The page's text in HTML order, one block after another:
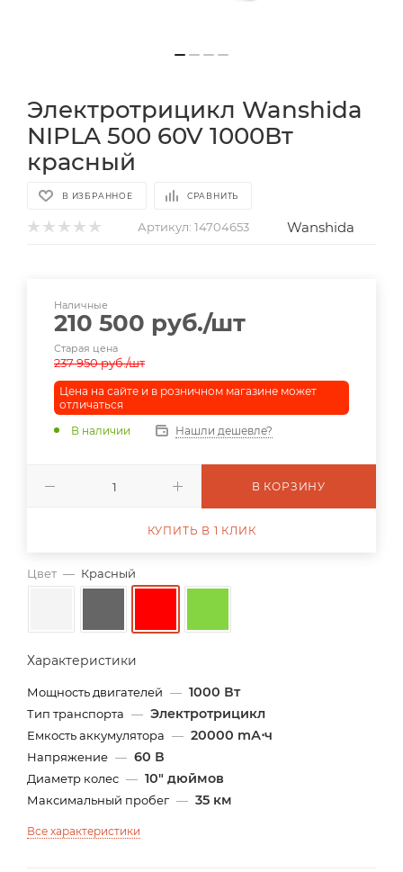
Электротрицикл Wanshida
NIPLA 500 60V 1000Вт
красный
В ИЗБРАННОЕ СРАВНИТЬ
Артикул: 14704653 Wanshida
Цвет — Красный
Характеристики
Мощность двигателей — 1000 Вт
Тип транспорта — Электротрицикл
Емкость аккумулятора — 20000 mА⋅ч
Напряжение — 60 В
Диаметр колес — 10" дюймов
Максимальный пробег — 35 км
Все характеристики
Наличные
210 500 руб./шт
Старая цена
237 950руб./шт
Цена на сайте и в розничном магазине может
отличаться
В наличии
Нашли дешевле?
В КОРЗИНУ
КУПИТЬ В 1 КЛИК